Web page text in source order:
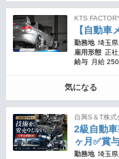
KTS
【自動車
勤務地 埼玉
雇用形態 正社
給与
月給
気になる
自興S＆T株式
2級自動
ヶ月✅賞
勤務地 埼玉